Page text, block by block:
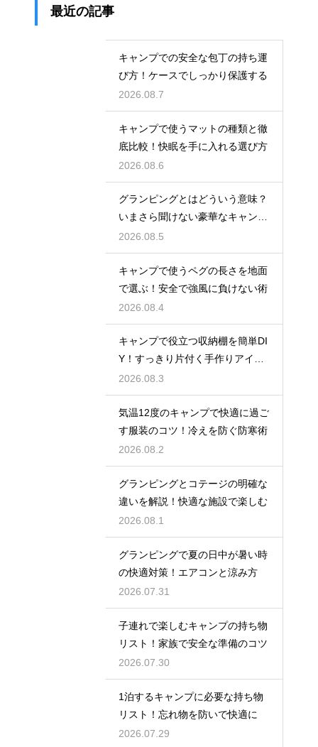
最近の記事
キャンプでの安全な包丁の持ち運
び方！ケースでしっかり保護する
2026.08.7
キャンプで使うマットの種類と徹
底比較！快眠を手に入れる選び方
2026.08.6
グランピングとはどういう意味？
いまさら聞けない豪華なキャンプ
術
2026.08.5
キャンプで使うペグの長さを地面
で選ぶ！安全で強風に負けない術
2026.08.4
キャンプで役立つ収納棚を簡単DI
Y！すっきり片付く手作りアイデ
ア
2026.08.3
気温12度のキャンプで快適に過ご
す服装のコツ！冷えを防ぐ防寒術
2026.08.2
グランピングとコテージの明確な
違いを解説！快適な施設で楽しむ
2026.08.1
グランピングで夏の日中が暑い時
の快適対策！エアコンと涼み方
2026.07.31
子連れで楽しむキャンプの持ち物
リスト！家族で安全な準備のコツ
2026.07.30
1泊するキャンプに必要な持ち物
リスト！忘れ物を防いで快適に
2026.07.29